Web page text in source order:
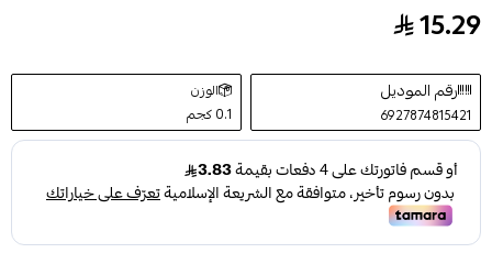
كرستين روج احمر شفاه توت رقم 51
15.29
رقم الموديل
6927874815421
الوزن
0.1 كجم